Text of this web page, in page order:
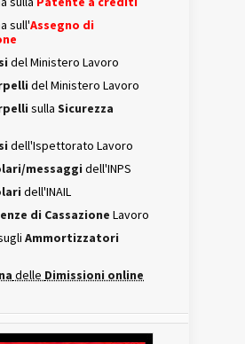
sull'Assegno di
del Ministero Lavoro
del Ministero Lavoro
sulla Sicurezza
dell'Ispettorato Lavoro
messaggi dell'INPS
dell'INAIL
di Cassazione Lavoro
Ammortizzatori
delle Dimissioni online